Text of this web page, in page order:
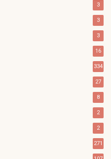
3
3
3
16
334
27
8
2
2
271